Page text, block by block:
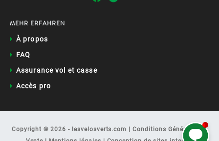
MEHR ERFAHREN
À propos
FAQ
Assurance vol et casse
Accès pro
Copyright © 2026 - lesvelosverts.com |Conditions Générales de
Comment puis-je vous aider ?